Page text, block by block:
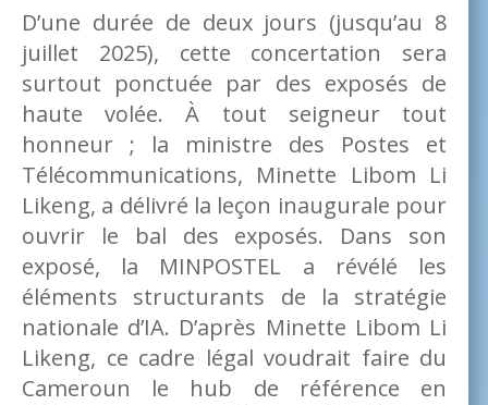
D’une durée de deux jours (jusqu’au 8
juillet 2025), cette concertation sera
surtout ponctuée par des exposés de
haute volée. À tout seigneur tout
honneur ; la ministre des Postes et
Télécommunications, Minette Libom Li
Likeng, a délivré la leçon inaugurale pour
ouvrir le bal des exposés. Dans son
exposé, la MINPOSTEL a révélé les
éléments structurants de la stratégie
nationale d’IA. D’après Minette Libom Li
Likeng, ce cadre légal voudrait faire du
Cameroun le hub de référence en